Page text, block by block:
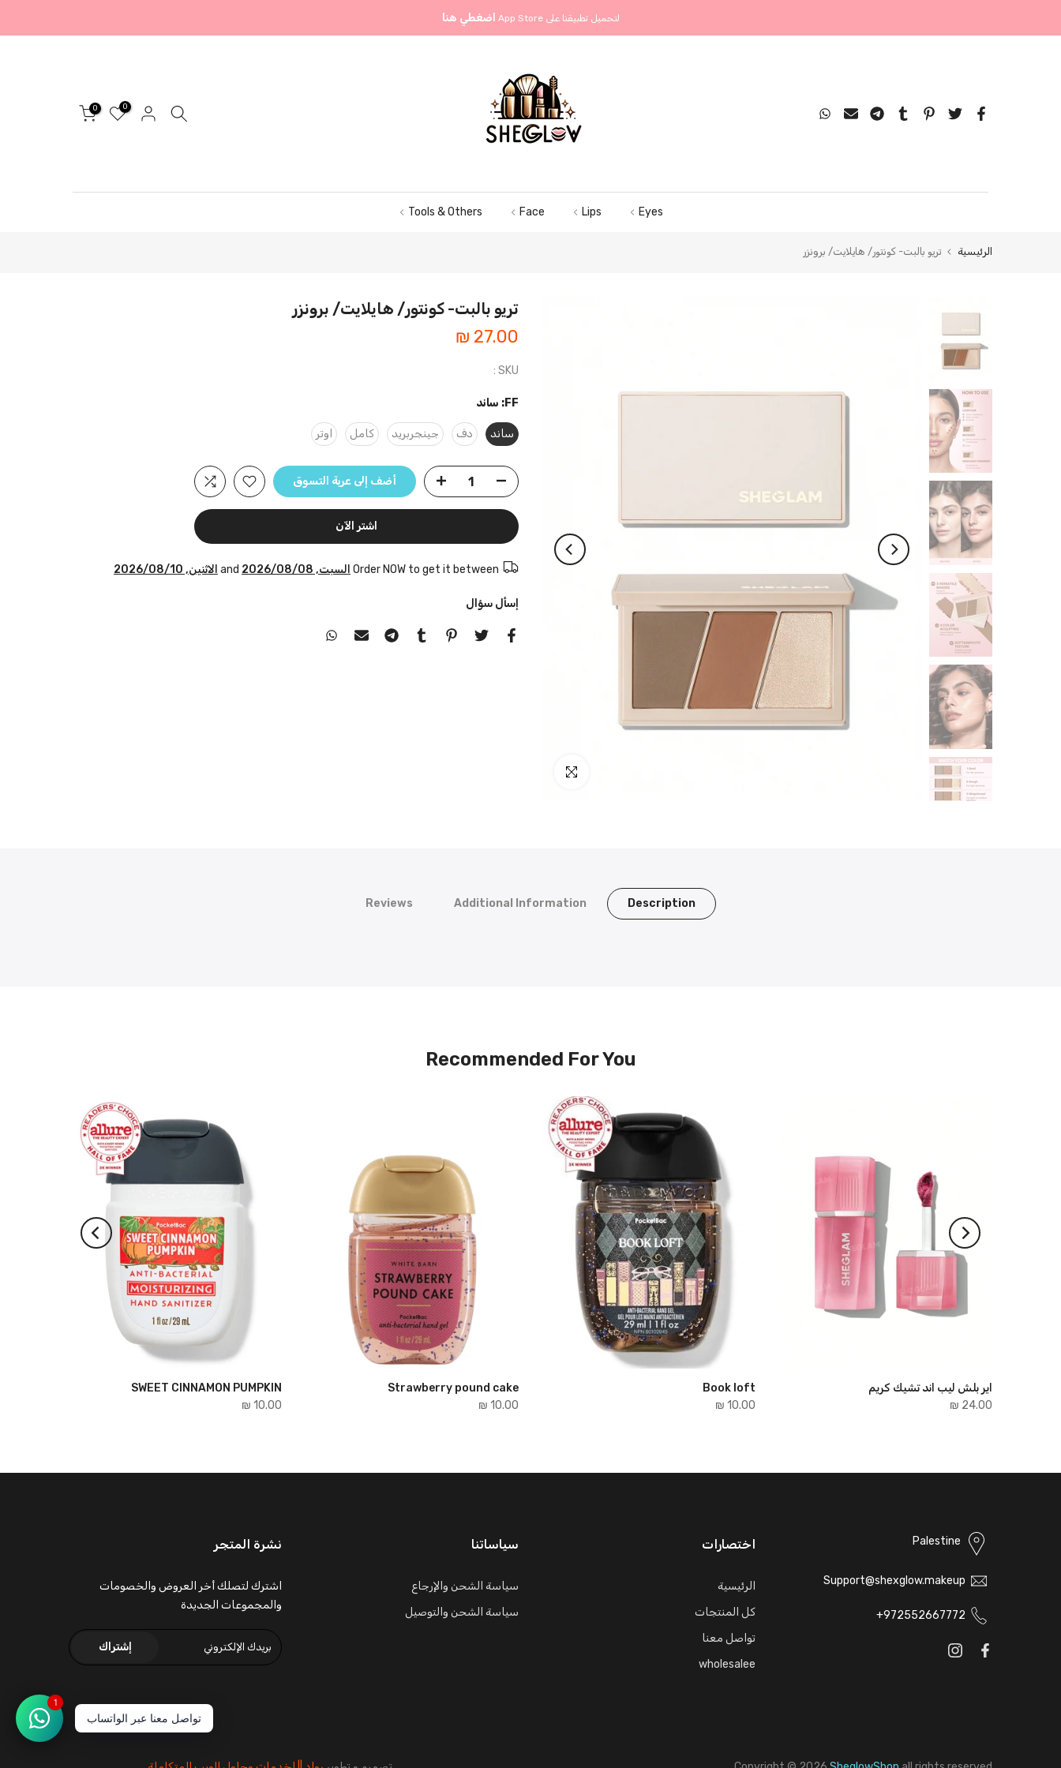
إلى
لتحميل تطبيقنا علىApp Store اضغطي هنا
0
0
Eyes
Lips
Face
Tools & Others
الرئيسية تريو بالبت- كونتور/ هايلايت/ برونزر
اضغط للتكبير
تريو بالبت- كونتور/ هايلايت/ برونزر
27.00 ₪
SKU :
FF: ساند
ساند دف جينجربريد كامل اوتر
أضف إلى عربة التسوق
اشتر الآن
Order NOW to get it between السبت, 2026/08/08 الاثنين, 2026/08/10
إسأل سؤال
Description
Additional Information
Reviews
Recommended For You
اير بلش ليب اند تشيك كريم
24.00 ₪
Book loft
10.00 ₪
Strawberry pound cake
10.00 ₪
SWEET CINNAMON PUMPKIN
10.00 ₪
Palestine
Support@shexglow.makeup
972552667772+
اختصارات
الرئيسية
كل المنتجات
تواصل معنا
wholesalee
سياساتنا
سياسة الشحن والإرجاع
سياسة الشحن والتوصيل
نشرة المتجر
اشترك لتصلك أخر العروض والخصومات
والمجموعات الجديدة
إشتراك
تواصل معنا عبر الواتساب
1